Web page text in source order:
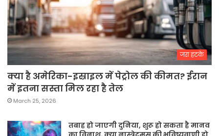
जरा हटके
क्या है अमेरिका-इस्राइल में पेट्रोल की कीमत? ईरान
में इतना सस्ता मिल रहा है तेल
March 25, 2026
तबाह हो जाएगी दुनिया, शुरू हो सकता है मानव